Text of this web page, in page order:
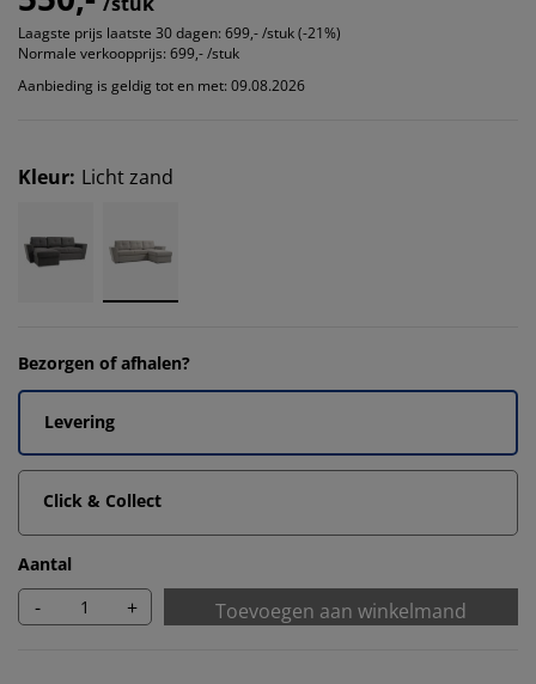
Laagste prijs laatste 30 dagen: 699,- /stuk (-21%)
Normale verkoopprijs: 699,- /stuk
Aanbieding is geldig tot en met: 09.08.2026
Kleur: Licht zand
Bezorgen of afhalen?
Levering
Click & Collect
Aantal
- + Toevoegen aan winkelmand